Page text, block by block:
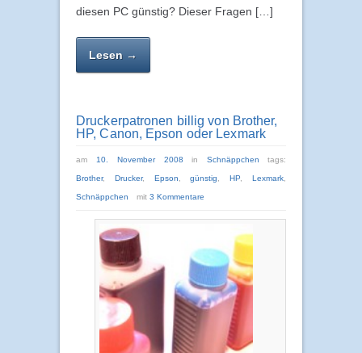
diesen PC günstig? Dieser Fragen […]
Lesen →
Druckerpatronen billig von Brother,
HP, Canon, Epson oder Lexmark
am 10. November 2008 in Schnäppchen tags:
Brother, Drucker, Epson,günstig, HP, Lexmark,
Schnäppchen mit 3 Kommentare